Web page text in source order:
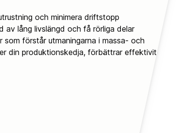
och minimera driftstopp
av lång livslängd och få rörliga delar
förstår utmaningarna i massa- och
din produktionskedja, förbättrar effektiviteten